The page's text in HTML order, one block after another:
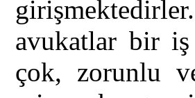
avukatlar bir iş
çok, zorunlu